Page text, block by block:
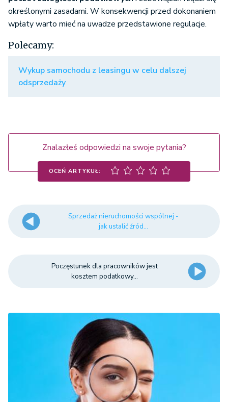
określonymi zasadami. W konsekwencji przed dokonaniem
wpłaty warto mieć na uwadze przedstawione regulacje.
Polecamy:
Wykup samochodu z leasingu w celu dalszej
odsprzedaży
Znalazłeś odpowiedzi na swoje pytania?
OCEŃ ARTYKUŁ:
Sprzedaż nieruchomości wspólnej -
jak ustalić źród...
Poczęstunek dla pracowników jest
kosztem podatkowy...